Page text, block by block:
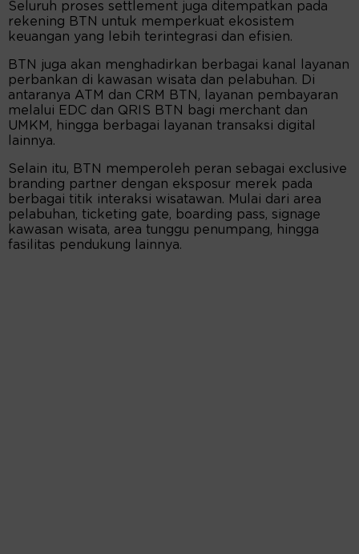
Seluruh proses settlement juga ditempatkan pada
rekening BTN untuk memperkuat ekosistem
keuangan yang lebih terintegrasi dan efisien.
BTN juga akan menghadirkan berbagai kanal layanan
perbankan di kawasan wisata dan pelabuhan. Di
antaranya ATM dan CRM BTN, layanan pembayaran
melalui EDC dan QRIS BTN bagi merchant dan
UMKM, hingga berbagai layanan transaksi digital
lainnya.
Selain itu, BTN memperoleh peran sebagai exclusive
branding partner dengan eksposur merek pada
berbagai titik interaksi wisatawan. Mulai dari area
pelabuhan, ticketing gate, boarding pass, signage
kawasan wisata, area tunggu penumpang, hingga
fasilitas pendukung lainnya.